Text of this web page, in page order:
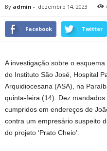
By admin - dezembro 14, 2023
Facebook Twitter
A investigação sobre o
do Instituto São José, Hospital
Arquidiocesana (ASA), na
quinta-feira (14). Dez
cumpridos em endereços de
contra um empresário suspeito
do projeto ‘Prato Cheio’.